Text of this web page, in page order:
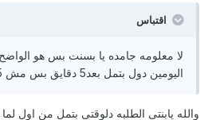
اقتباس
لا معلومه جامده يا بسنت بس هو الواضح
اليومين دول بتمل بعد5 دقايق بس مش 45 وثانيه هههههه
والله يابنتى الطلبه دلوقتى بتمل من اول